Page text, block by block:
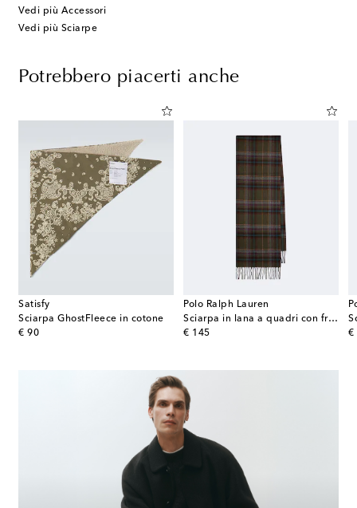
Vedi più Accessori
Vedi più Sciarpe
Potrebbero piacerti anche
Satisfy
Sciarpa GhostFleece in cotone
€ 90
original price
Polo Ralph Lauren
Sciarpa in lana a quadri con frange
€ 145
original price €